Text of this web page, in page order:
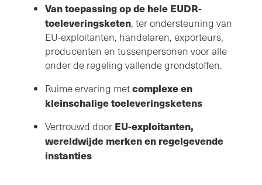
Van toepassing op de hele EUDR-
toeleveringsketen, ter ondersteuning van
EU-exploitanten, handelaren, exporteurs,
producenten en tussenpersonen voor alle
onder de regeling vallende grondstoffen.
Ruime ervaring metcomplexe en
kleinschalige toeleveringsketens
Vertrouwd door EU-exploitanten,
wereldwijde merken en regelgevende
instanties